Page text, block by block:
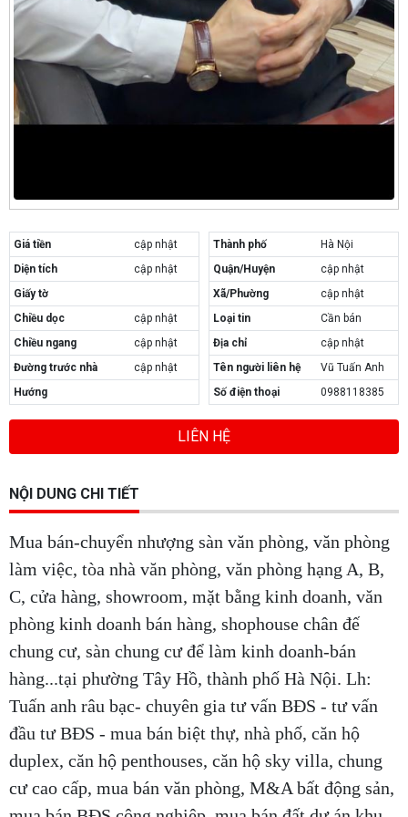
Giá tiền
cập nhật
Diện tích
cập nhật
Giấy tờ
Chiều dọc
cập nhật
Chiều ngang
cập nhật
Đường trước nhà
cập nhật
Hướng
Thành phố
Hà Nội
Quận/Huyện
cập nhật
Xã/Phường
cập nhật
Loại tin
Cần bán
Địa chỉ
cập nhật
Tên người liên hệ
Vũ Tuấn Anh
Số điện thoại
0988118385
LIÊN HỆ
NỘI DUNG CHI TIẾT
Mua bán-chuyển nhượng sàn văn phòng, văn phòng
làm việc, tòa nhà văn phòng, văn phòng hạng A, B,
C, cửa hàng, showroom, mặt bằng kinh doanh, văn
phòng kinh doanh bán hàng, shophouse chân đế
chung cư, sàn chung cư để làm kinh doanh-bán
hàng...tại phường Tây Hồ, thành phố Hà Nội. Lh:
Tuấn anh râu bạc- chuyên gia tư vấn BĐS - tư vấn
đầu tư BĐS - mua bán biệt thự, nhà phố, căn hộ
duplex, căn hộ penthouses, căn hộ sky villa, chung
cư cao cấp, mua bán văn phòng, M&A bất động sản,